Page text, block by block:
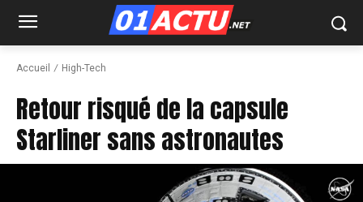
Accueil High-Tech
Retour risqué de la capsule
Starliner sans astronautes